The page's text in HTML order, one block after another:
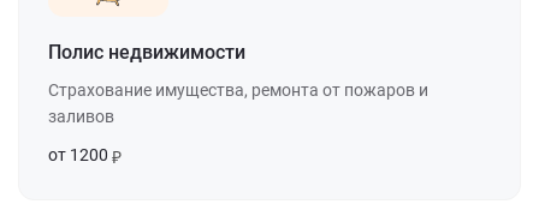
Полис недвижимости
Страхование имущества, ремонта от пожаров и
заливов
от 1200